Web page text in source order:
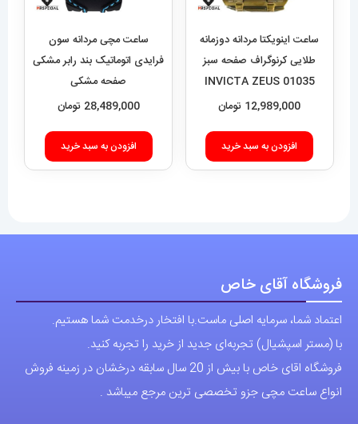
ساعت اینویکتا مردانه دوزمانه
طلایی کرنوگراف صفحه سبز
01035 INVICTA ZEUS
12,989,000 تومان
افزودن به سبد خرید
ساعت مچی مردانه سون
فرایدی اتوماتیک بند رابر مشکی
صفحه مشکی
SEVENFRIDAY 021408
28,489,000 تومان
افزودن به سبد خرید
فروشگاه آقای خاص
اعتماد شما، سرمایه اصلی ماست.با افتخار درخدمت شما هستیم.
با (مستر اسپشیال) تجربه‌ای جدید از خرید را تجربه کنید.
فروشگاه اقای خاص با بیش از 20 سال سابقه درخشان در زمینه فروش
انواع ساعت مچی جزو تخصصی ترین مرجع میباشد .